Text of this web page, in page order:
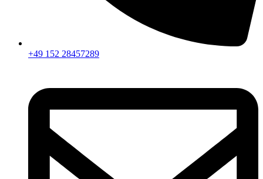
+49 152 28457289